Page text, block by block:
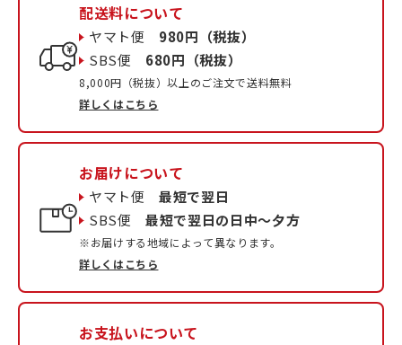
配送料について
ヤマト便 980円（税抜）
SBS便 680円（税抜）
8,000円（税抜）以上のご注文で送料無料
詳しくはこちら
お届けについて
ヤマト便最短で翌日
SBS便最短で翌日の日中〜夕方
※お届けする地域によって異なります。
詳しくはこちら
お支払いについて